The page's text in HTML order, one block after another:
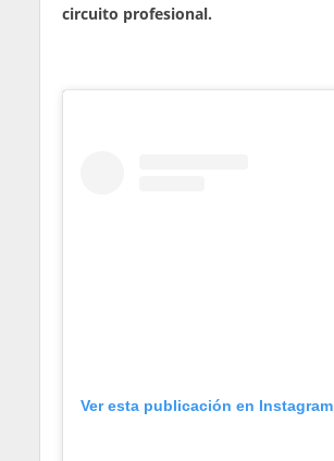
circuito profesional.
Ver esta publicación en Instagram